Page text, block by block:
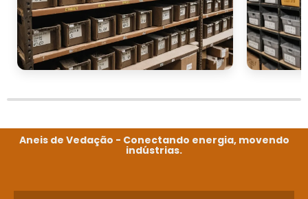
Aneis de Vedação - Conectando energia, movendo
indústrias.